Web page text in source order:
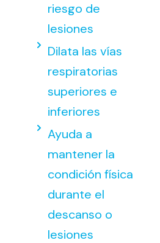
riesgo de
lesiones
Dilata las vías
respiratorias
superiores e
inferiores
Ayuda a
mantener la
condición física
durante el
descanso o
lesiones